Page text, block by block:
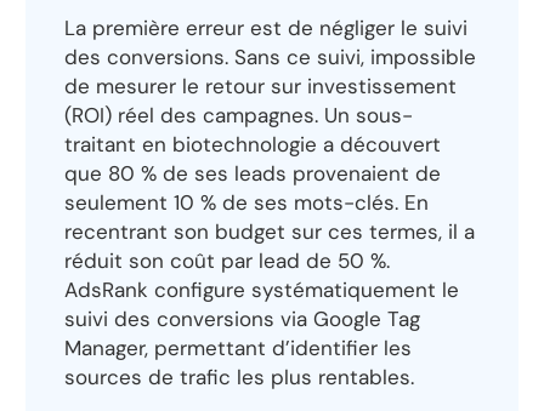
La première erreur est de négliger le suivi
des conversions. Sans ce suivi, impossible
de mesurer le retour sur investissement
(ROI) réel des campagnes. Un sous-
traitant en biotechnologie a découvert
que 80 % de ses leads provenaient de
seulement 10 % de ses mots-clés. En
recentrant son budget sur ces termes, il a
réduit son coût par lead de 50 %.
AdsRank configure systématiquement le
suivi des conversions via Google Tag
Manager, permettant d’identifier les
sources de trafic les plus rentables.